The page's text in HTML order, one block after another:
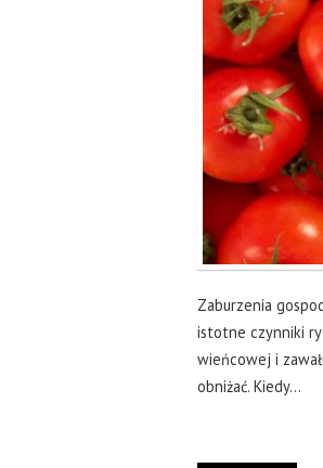
Zaburzenia
istotne czynniki
wieńcowej i
obniżać. Kiedy…